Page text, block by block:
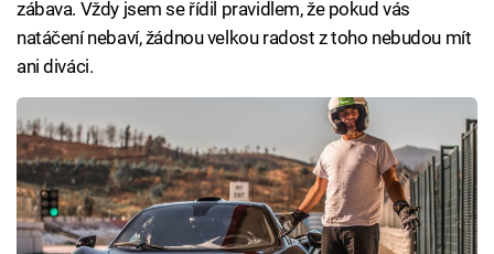
zábava. Vždy jsem se řídil pravidlem, že pokud vás
natáčení nebaví, žádnou velkou radost z toho nebudou mít
ani diváci.